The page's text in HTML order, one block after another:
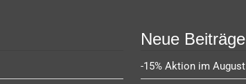
Neue Beiträge
-15% Aktion im August